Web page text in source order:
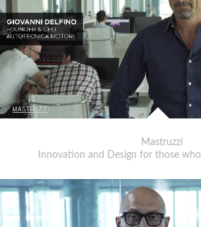
Mastruzzi
Innovation and Design for those